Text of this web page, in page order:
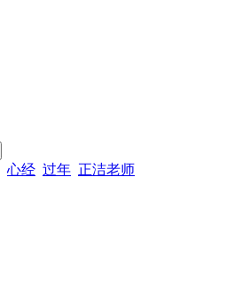
心经 过年 正洁老师